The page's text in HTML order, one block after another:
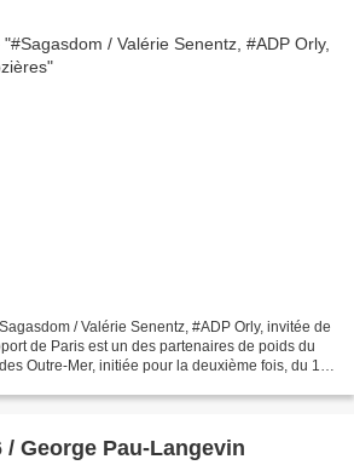
/ Valérie Senentz, #ADP Orly, invitée de
de Paris est un des partenaires de poids du
Outre-Mer, initiée pour la deuxième fois, du 12
/ George Pau-Langevin